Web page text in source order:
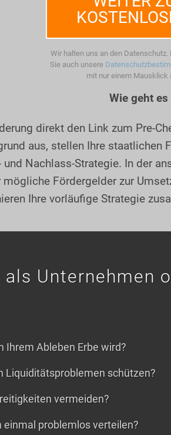
Wir halten uns an den
Sie auch unsere
mit nur einem Mausklick
Wie geht
direkt den Link zum Pre-
aus, stellen Ihre
Nachlass-Strategie. In der
Fördergelder zur
Ihre vorläufige Strategie
als Unternehmen
Ihrem Ableben Erbe wird?
Liquiditätsproblemen schützen?
vermeiden?
einmal problemlos verteilen?